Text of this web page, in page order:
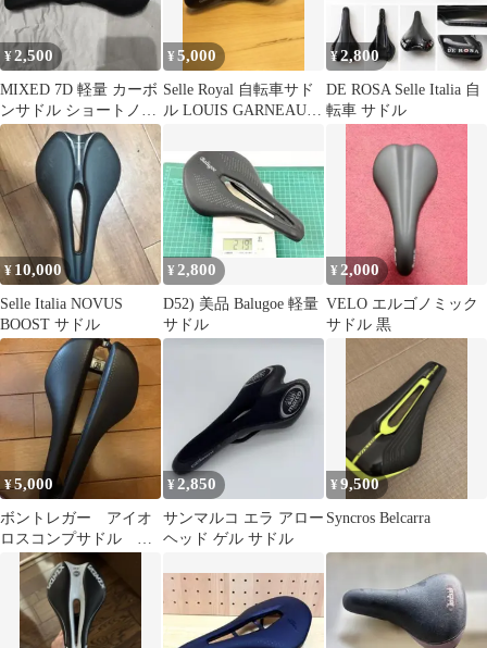
¥2,500
MIXED 7D 軽量 カーボ
ンサドル ショートノー
ズ
¥5,000
Selle Royal 自転車サド
ル LOUIS GARNEAUロ
¥2,800
DE ROSA Selle Italia 自
転車 サドル
¥ 10,000
Selle Italia NOVUS
BOOST サドル
¥ 2,800
D52) 美品 Balugoe 軽量
サドル
¥ 2,000
VELO エルゴノミック
サドル 黒
¥5,000
ボントレガー アイオ
ロスコンプサドル
145mm
¥2,850
サンマルコ エラ アロー
ヘッド ゲル サドル
¥9,500
Syncros Belcarra